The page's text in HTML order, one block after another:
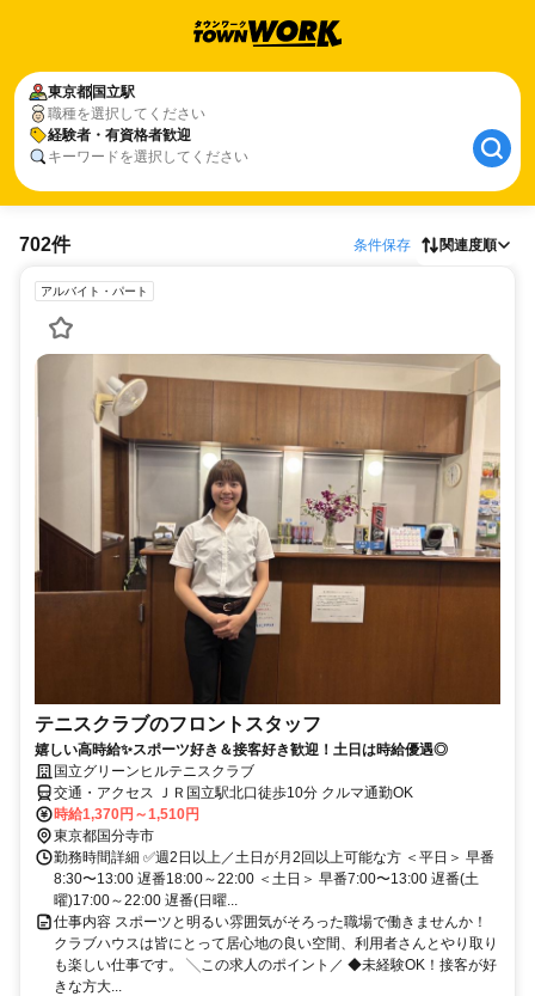
東京都 国立駅
職種を選択してください
経験者・有資格者歓迎
キーワードを選択してください
702件 条件保存 関連度順
アルバイト・パート
テニスクラブのフロントスタッフ
嬉しい高時給✨スポーツ好き＆接客好き歓迎！土日は時給優遇◎
国立グリーンヒルテニスクラブ
交通・アクセス ＪＲ国立駅北口徒歩10分 クルマ通勤OK
時給1,370円～1,510円
東京都国分寺市
勤務時間詳細 ✅週2日以上／土日が月2回以上可能な方 ＜平日＞ 早番
8:30〜13:00 遅番18:00～22:00 ＜土日＞ 早番7:00〜13:00 遅番(土
曜)17:00～22:00 遅番(日曜...
仕事内容 スポーツと明るい雰囲気がそろった職場で働きませんか！
クラブハウスは皆にとって居心地の良い空間、利用者さんとやり取り
も楽しい仕事です。 ╲この求人のポイント／ ◆未経験OK！接客が好
きな方大...